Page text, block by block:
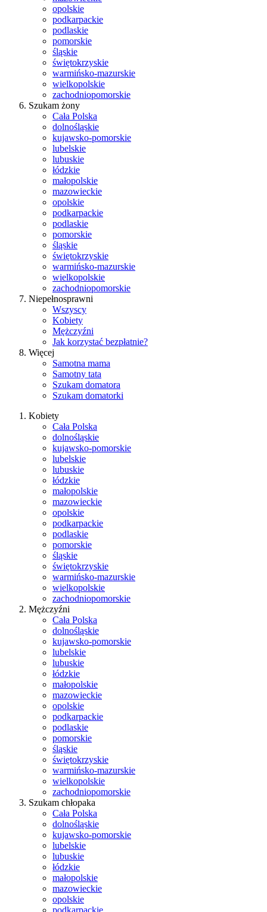
opolskie
podkarpackie
podlaskie
pomorskie
śląskie
świętokrzyskie
warmińsko-mazurskie
wielkopolskie
zachodniopomorskie
Szukam żony
Cała Polska
dolnośląskie
kujawsko-pomorskie
lubelskie
lubuskie
łódzkie
małopolskie
mazowieckie
opolskie
podkarpackie
podlaskie
pomorskie
śląskie
świętokrzyskie
warmińsko-mazurskie
wielkopolskie
zachodniopomorskie
Niepełnosprawni
Wszyscy
Kobiety
Mężczyźni
Jak korzystać bezpłatnie?
Więcej
Samotna mama
Samotny tata
Szukam domatora
Szukam domatorki
Kobiety
Cała Polska
dolnośląskie
kujawsko-pomorskie
lubelskie
lubuskie
łódzkie
małopolskie
mazowieckie
opolskie
podkarpackie
podlaskie
pomorskie
śląskie
świętokrzyskie
warmińsko-mazurskie
wielkopolskie
zachodniopomorskie
Mężczyźni
Cała Polska
dolnośląskie
kujawsko-pomorskie
lubelskie
lubuskie
łódzkie
małopolskie
mazowieckie
opolskie
podkarpackie
podlaskie
pomorskie
śląskie
świętokrzyskie
warmińsko-mazurskie
wielkopolskie
zachodniopomorskie
Szukam chłopaka
Cała Polska
dolnośląskie
kujawsko-pomorskie
lubelskie
lubuskie
łódzkie
małopolskie
mazowieckie
opolskie
podkarpackie